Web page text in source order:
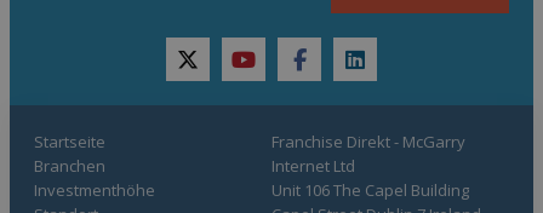
twitteryoutubefacebooklinkedin
Startseite
Branchen
Investmenthöhe
Franchise Direkt - McGarry
Internet Ltd
Unit 106 The Capel Building